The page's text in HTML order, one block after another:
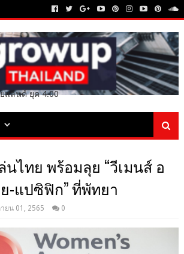
แลนด์ ยุค 4.00
นไทย พร้อมลุย “วีเมนส์ อ
ย-แปซิฟิก” ที่พัทยา
ยน 01, 2565 0